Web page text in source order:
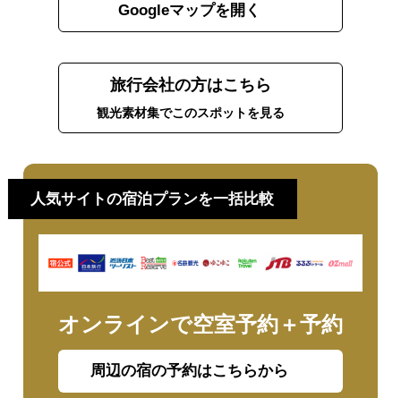
Googleマップを開く
旅行会社の方はこちら
観光素材集でこのスポットを見る
人気サイトの宿泊プランを一括比較
オンラインで空室予約＋予約
周辺の宿の予約はこちらから